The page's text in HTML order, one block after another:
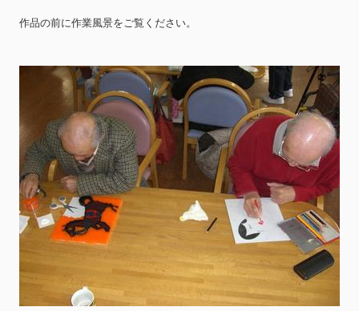
作品の前に作業風景をご覧ください。